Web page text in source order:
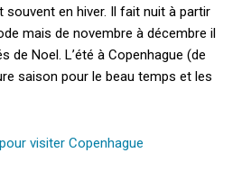
souvent en hiver. Il fait nuit à partir
mais de novembre à décembre il
de Noel. L’été à Copenhague (de
saison pour le beau temps et les
visiter Copenhague